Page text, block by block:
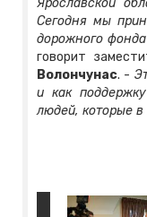
Ярославской
Сегодня мы
дорожного
говорит
Волончунас. -
и как
людей, которые в